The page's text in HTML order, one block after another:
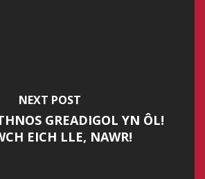
NEXT POST
GREADIGOL YN ÔL!
EICH LLE, NAWR!